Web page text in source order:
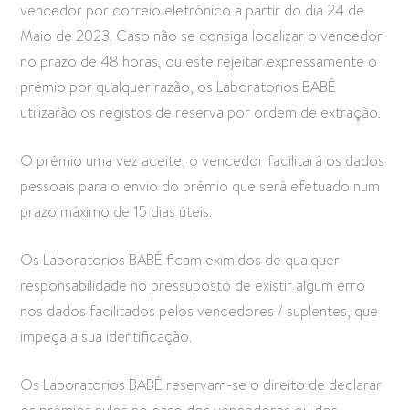
vencedor por correio eletrónico a partir do dia 24 de
Maio de 2023. Caso não se consiga localizar o vencedor
no prazo de 48 horas, ou este rejeitar expressamente o
prémio por qualquer razão, os Laboratorios BABÉ
utilizarão os registos de reserva por ordem de extração.
O prémio uma vez aceite, o vencedor facilitará os dados
pessoais para o envio do prémio que será efetuado num
prazo máximo de 15 dias úteis.
Os Laboratorios BABÉ ficam eximidos de qualquer
responsabilidade no pressuposto de existir algum erro
nos dados facilitados pelos vencedores / suplentes, que
impeça a sua identificação.
Os Laboratorios BABÉ reservam-se o direito de declarar